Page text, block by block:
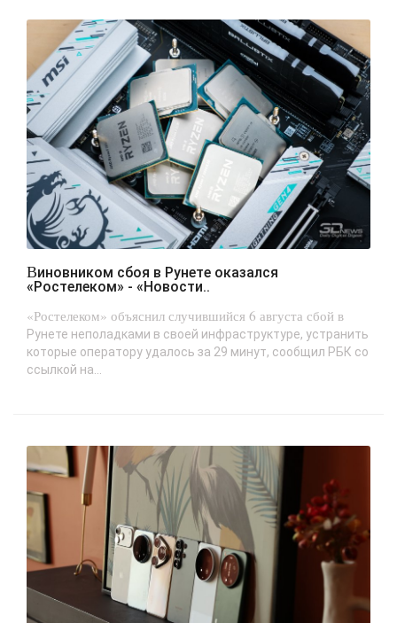
Виновником сбоя в Рунете оказался
«Ростелеком» - «Новости..
«Ростелеком» объяснил случившийся 6 августа сбой в
Рунете неполадками в своей инфраструктуре, устранить
которые оператору удалось за 29 минут, сообщил РБК со
ссылкой на...